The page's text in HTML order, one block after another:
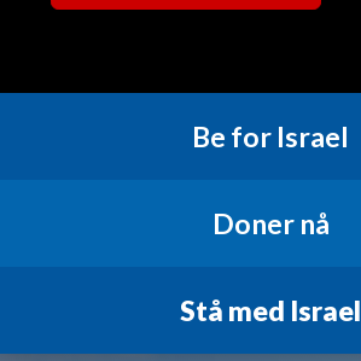
Be for Israel
Doner nå
Stå med Israel